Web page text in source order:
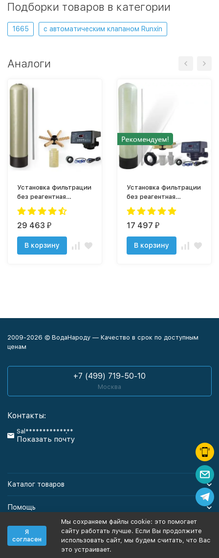
Подборки товаров в категории
1665 с автоматическим клапаном Runxin
Аналоги
Установка фильтрации
без реагентная
1665/F75Q1
29 463 ₽
В корзину
Установка фильтрации
без реагентная
1665/F67Q1
17 497 ₽
В корзину
2009-2026 © ВодаНароду — Качество в срок по доступным
ценам
+7 (499) 719-50-10
Москва
Контакты:
Sal************.**
Показать почту
Каталог товаров
Помощь
Информация
Я
согласен
Мы сохраняем файлы cookie: это помогает
сайту работать лучше. Если Вы продолжите
использовать сайт, мы будем считать, что Вас
это устраивает.